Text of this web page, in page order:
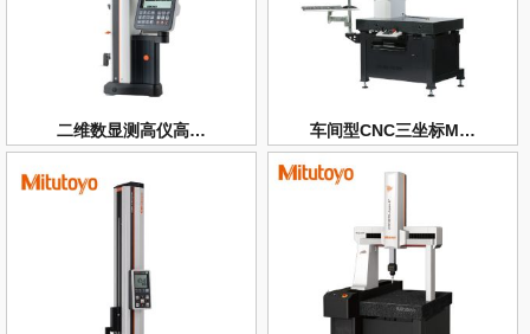
二维数显测高仪高… 车间型CNC三坐标M…